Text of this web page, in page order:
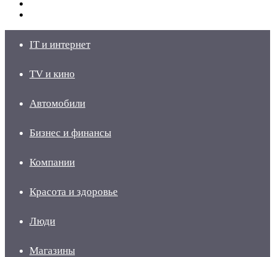
IT и интернет
TV и кино
Автомобили
Бизнес и финансы
Компании
Красота и здоровье
Люди
Магазины